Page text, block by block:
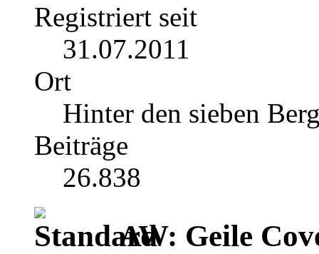
Registriert seit
31.07.2011
Ort
Hinter den sieben
Beiträge
26.838
AW: Geile